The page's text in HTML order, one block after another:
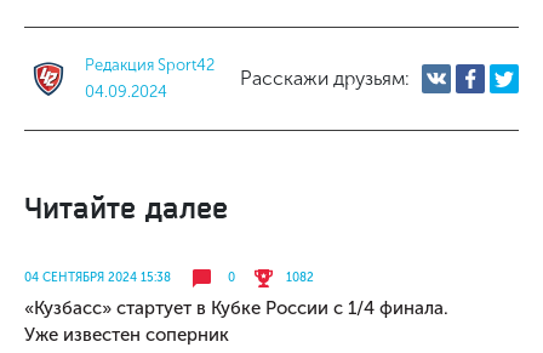
Редакция Sport42
04.09.2024
Расскажи друзьям:
Читайте далее
04 СЕНТЯБРЯ 2024 15:38 0 1082
«Кузбасс» стартует в Кубке России с 1/4 финала.
Уже известен соперник